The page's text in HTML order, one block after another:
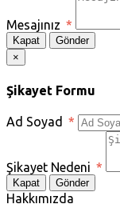
Mesajınız *
Kapat
Gönder
×
Şikayet Formu
Ad Soyad *
Şikayet Nedeni *
Kapat Gönder
Hakkımızda